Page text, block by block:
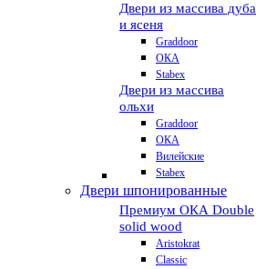
Двери из массива дуба
и ясеня
Graddoor
ОКА
Stabex
Двери из массива
ольхи
Graddoor
ОКА
Вилейские
Stabex
Двери шпонированные
Премиум ОКА Double
solid wood
Aristokrat
Classic